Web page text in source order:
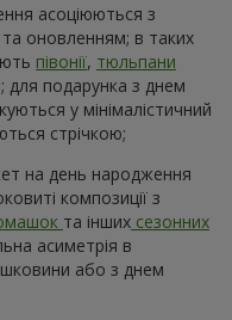
асоціюються з
та оновленням; в таких
півонії, тюльпани
для подарунка з днем
у мінімалістичний
стрічкою;
на день народження
композиції з
та інших сезонних
асиметрія в
або з днем